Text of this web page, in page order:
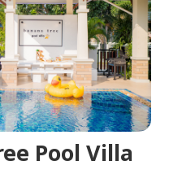
Pool Villa